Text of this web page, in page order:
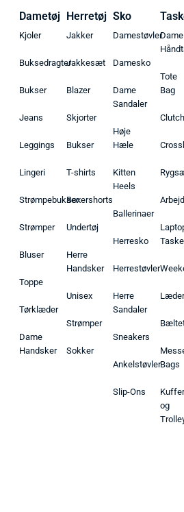
Dametøj
Kjoler
Buksedragter
Bukser
Jeans
Leggings
Lingeri
Strømpebukser
Strømper
Bluser
Toppe
Tørklæder
Dame
Handsker
Herretøj
Jakker
Jakkesæt
Blazer
Skjorter
Bukser
T-shirts
Boxershorts
Undertøj
Herre
Handsker
Unisex
Strømper
Sokker
Sko
Damestøvler
Damesko
Dame
Sandaler
Høje
Hæle
Kitten
Heels
Ballerinaer
Herresko
Herrestøvler
Herre
Sandaler
Sneakers
Ankelstøvler
Slip-Ons
Dame
Tote
Bag
Bags
og